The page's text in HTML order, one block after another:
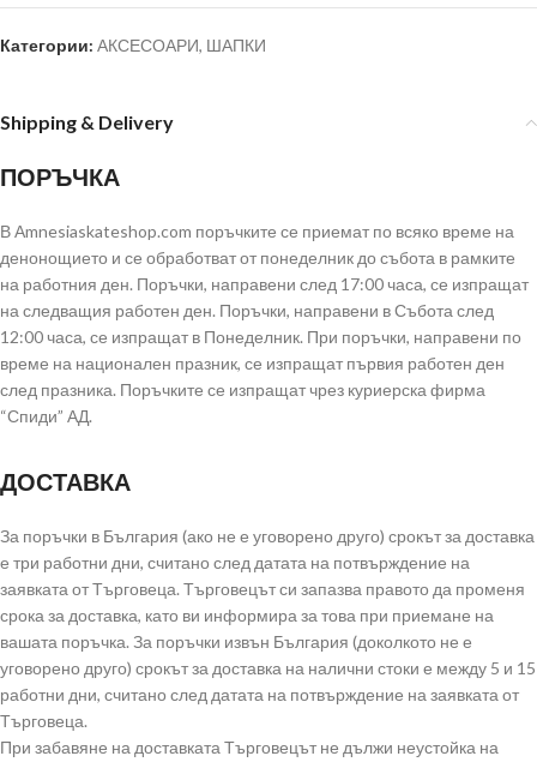
Категории: АКСЕСОАРИ, ШАПКИ
Shipping & Delivery
ПОРЪЧКА
В Аmnesiaskateshop.com поръчките се приемат по всяко време на
денонощието и се обработват от понеделник до събота в рамките
на работния ден. Поръчки, направени след 17:00 часа, се изпращат
на следващия работен ден. Поръчки, направени в Събота след
12:00 часа, се изпращат в Понеделник. При поръчки, направени по
време на национален празник, се изпращат първия работен ден
след празника. Поръчките се изпращат чрез куриерска фирма
“Спиди” АД.
ДОСТАВКА
За поръчки в България (ако не е уговорено друго) срокът за доставка
е три работни дни, считано след датата на потвърждение на
заявката от Търговеца. Търговецът си запазва правото да променя
срока за доставка, като ви информира за това при приемане на
вашата поръчка. За поръчки извън България (доколкото не е
уговорено друго) срокът за доставка на налични стоки е между 5 и 15
работни дни, считано след датата на потвърждение на заявката от
Търговеца.
При забавяне на доставката Търговецът не дължи неустойка на